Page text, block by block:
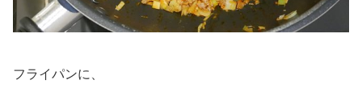
フライパンに、